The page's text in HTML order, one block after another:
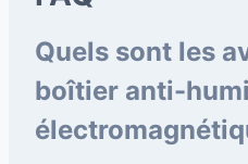
Quels sont les
boîtier anti-